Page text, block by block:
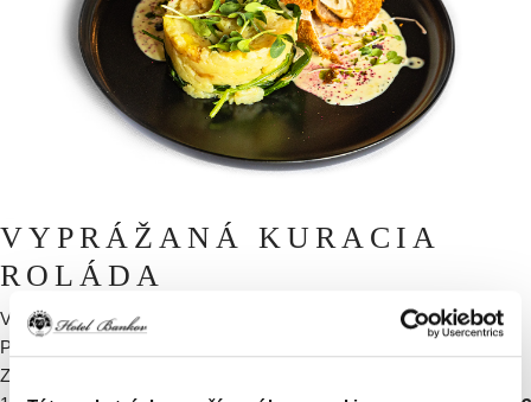
VYPRÁŽANÁ KURACIA
ROLÁDA
VYPRÁŽANÁ KURACIA ROLÁDA / ŠPENÁTOVO-SYROVÁ
PLNAKA / BYLINKOVO-SMOTANOVÁ OMÁČKA / ŠPENÁTOVÉ
ZEMIAKY